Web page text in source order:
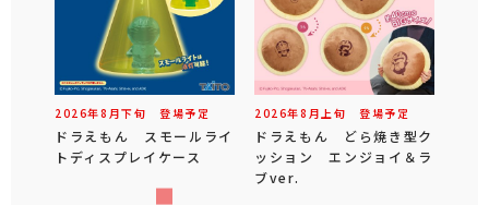
2026年8 月下旬 登場予定
ドラえもん スモールライ
トディスプレイケース
2026年8 月 上旬 登場予定
ドラえもん どら焼き型ク
ッション エンジョイ＆ラ
ブver.